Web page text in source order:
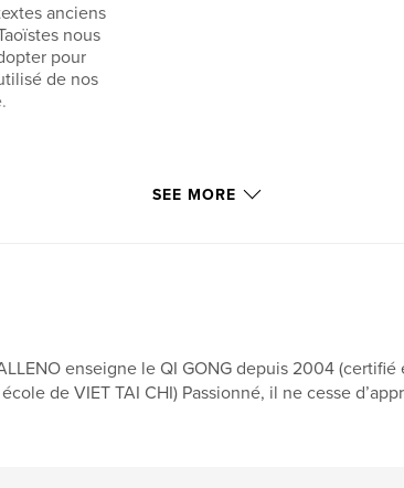
anciens
nous
pour
de nos
SEE MORE
enseigne le QI GONG depuis 2004
de VIET TAI CHI) Passionné, il ne cesse